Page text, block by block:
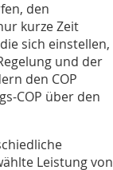
den
kurze Zeit
sich einstellen,
und der
den COP
COP über den
Leistung von